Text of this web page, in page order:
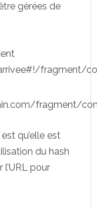
gérées de
fragment/
fragment/
qu’elle est
du hash
pour